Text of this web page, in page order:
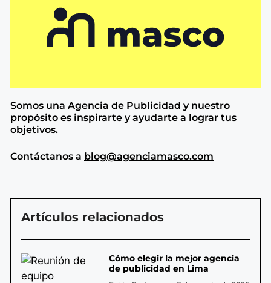
Somos una Agencia de Publicidad y nuestro
propósito es inspirarte y ayudarte a lograr tus
objetivos.
Contáctanos a blog@agenciamasco.com
Artículos relacionados
Cómo elegir la mejor agencia
de publicidad en Lima